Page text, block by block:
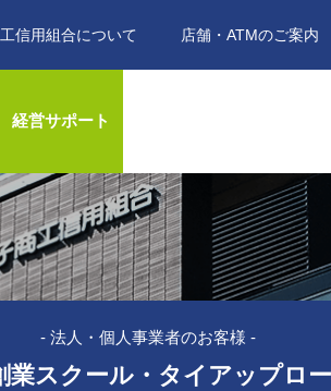
信用組合について 店舗・ATMのご案内
経営サポート
- 法人・個人事業者のお客様 -
業スクール・タイアップロ